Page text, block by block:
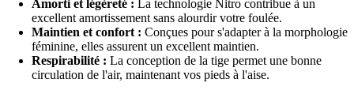
Amorti et légèreté : La technologie Nitro contribue à un
excellent amortissement sans alourdir votre foulée.
Maintien et confort : Conçues pour s'adapter à la morphologie
féminine, elles assurent un excellent maintien.
Respirabilité : La conception de la tige permet une bonne
circulation de l'air, maintenant vos pieds à l'aise.